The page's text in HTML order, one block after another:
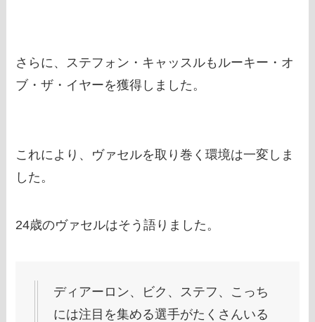
さらに、ステフォン・キャッスルもルーキー・オ
ブ・ザ・イヤーを獲得しました。
これにより、ヴァセルを取り巻く環境は一変しま
した。
24歳のヴァセルはそう語りました。
ディアーロン、ビク、ステフ、こっち
には注目を集める選手がたくさんいる